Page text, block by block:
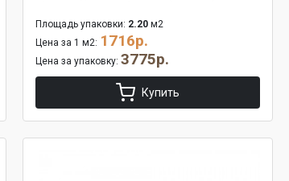
Площадь упаковки: 2.20 м2
Цена за 1 м2: 1716р.
Цена за упаковку: 3775р.
Купить